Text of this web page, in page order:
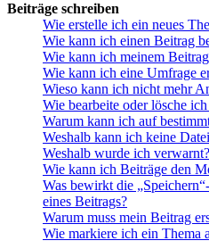
Beiträge schreiben
Wie erstelle ich ein neues
Wie kann ich einen Beitrag
Wie kann ich meinem
Wie kann ich eine Umfrage
Wieso kann ich nicht mehr
Wie bearbeite oder lösche
Warum kann ich auf
Weshalb kann ich keine
Weshalb wurde ich verwarnt?
Wie kann ich Beiträge den
Was bewirkt die
eines Beitrags?
Warum muss mein Beitrag
Wie markiere ich ein Thema